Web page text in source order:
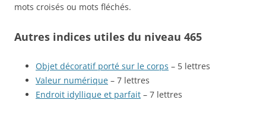
mots croisés ou mots fléchés.
Autres indices utiles du niveau 465
Objet décoratif porté sur le corps – 5 lettres
Valeur numérique – 7 lettres
Endroit idyllique et parfait – 7 lettres